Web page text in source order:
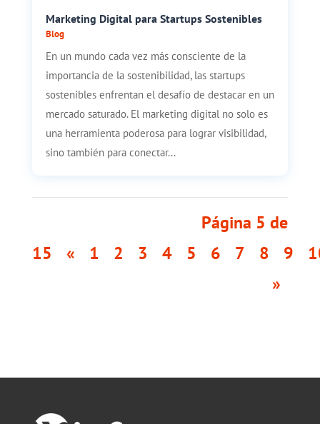
Marketing Digital para Startups Sostenibles
Blog
En un mundo cada vez más consciente de la
importancia de la sostenibilidad, las startups
sostenibles enfrentan el desafío de destacar en un
mercado saturado. El marketing digital no solo es
una herramienta poderosa para lograr visibilidad,
sino también para conectar...
Página 5 de
15
« 1 2 3 4 5 6 7 8 9
»